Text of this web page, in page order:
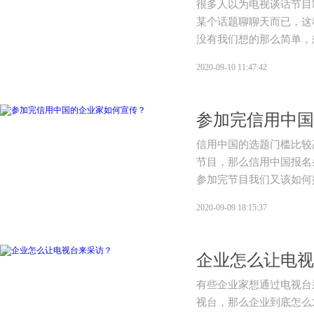
很多人以为电视谈话节
某个话题聊聊天而已，
没有我们想的那么简单
2020-09-10 11:47:42
参加完信用中
信用中国​的选题门槛比
节目，那么信用中国报
参加完节目我们又该如
2020-09-09 18:15:37
企业怎么让电
有些企业家想通过电视
视台，那么企业到底怎